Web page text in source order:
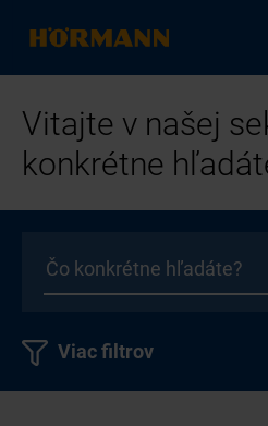
Vitajte v našej
konkrétne
Viac filtrov